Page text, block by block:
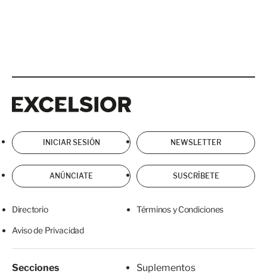
INICIAR SESIÓN NEWSLETTER
ANÚNCIATE SUSCRÍBETE
Directorio Términos y Condiciones
Aviso de Privacidad
Secciones
Suplementos